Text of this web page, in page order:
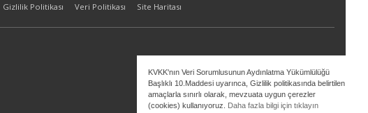
KVKK'nın Veri Sorumlusunun Aydınlatma Yükümlülüğü
Başlıklı 10.Maddesi uyarınca, Gizlilik politikasında belirtilen
amaçlarla sınırlı olarak, mevzuata uygun çerezler
(cookies) kullanıyoruz. Daha fazla bilgi için tıklayın
Gizlilik Politikası Veri Politikası Site Haritası